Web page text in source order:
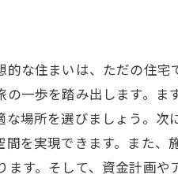
な住まいは、ただの住
一歩を踏み出します。
場所を選びましょう。
を実現できます。また
す。そして、資金計画